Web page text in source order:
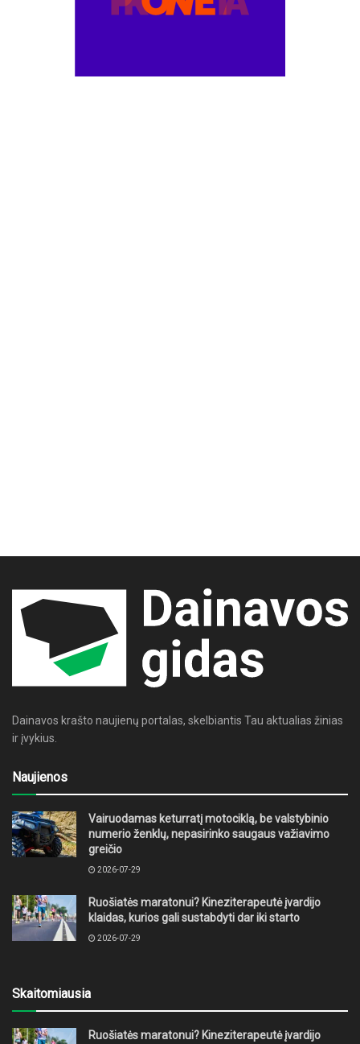
Dainavos krašto naujienų portalas, skelbiantis Tau aktualias žinias
ir įvykius.
Naujienos
Vairuodamas keturratį motociklą, be valstybinio
numerio ženklų, nepasirinko saugaus važiavimo
greičio
2026-07-29
Ruošiatės maratonui? Kineziterapeutė įvardijo
klaidas, kurios gali sustabdyti dar iki starto
2026-07-29
Skaitomiausia
Ruošiatės maratonui? Kineziterapeutė įvardijo